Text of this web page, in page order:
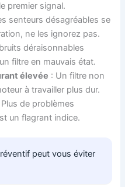
premier signal.
senteurs désagréables se
ne les ignorez pas.
déraisonnables
filtre en mauvais état.
élevée : Un filtre non
à travailler plus dur.
Plus de problèmes
un flagrant indice.
peut vous éviter